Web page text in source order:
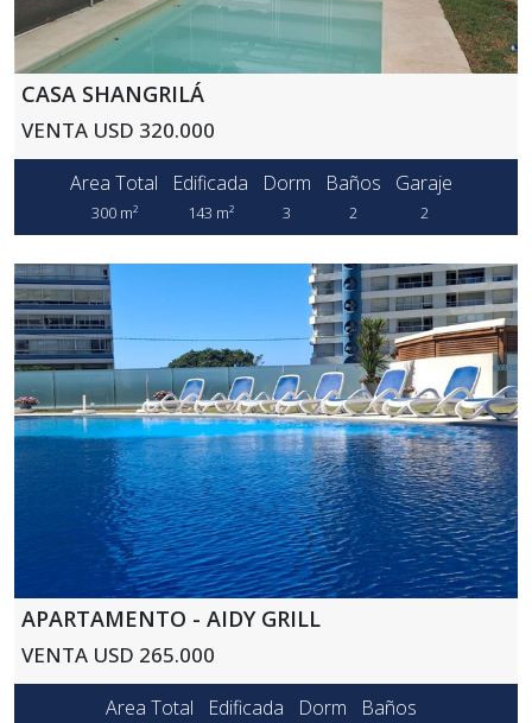
CASA SHANGRILÁ
VENTA USD 320.000
Area Total
300 m²
Edificada
143 m²
Dorm
3
Baños
2
Garaje
2
APARTAMENTO - AIDY GRILL
VENTA USD 265.000
Area Total Edificada Dorm Baños